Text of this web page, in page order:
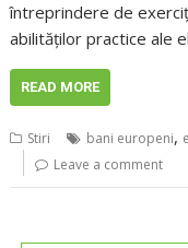
întreprindere de
abilităților practice ale
READ MORE
Stiri bani europeni,
Leave a comment